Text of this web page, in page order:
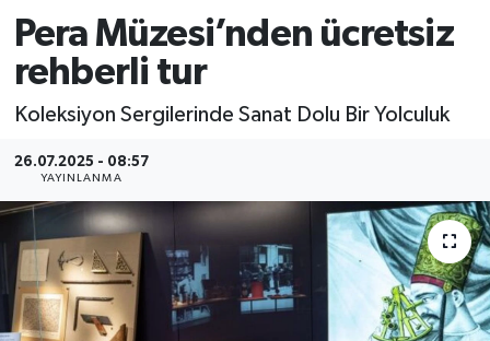
Pera Müzesi’nden ücretsiz
rehberli tur
Koleksiyon Sergilerinde Sanat Dolu Bir Yolculuk
26.07.2025 - 08:57
YAYINLANMA
İstanbul Namaz Vakitleri
İstanbul Trafik Yoğunluk Haritası
Tüm Manşetler
Son Dakika Haberleri
Haber Arşivi